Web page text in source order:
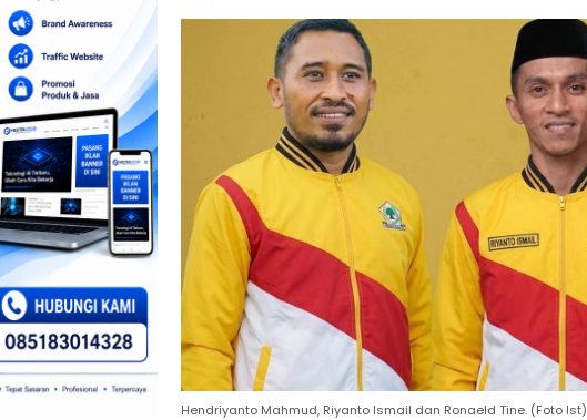
Hendriyanto Mahmud, Riyanto Ismail dan Ronaeld Tine. (Foto Ist)